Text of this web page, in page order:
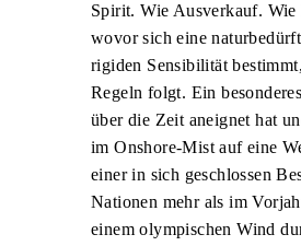
Spirit. Wie Ausverkauf.
wovor sich eine
rigiden Sensibilität
Regeln folgt. Ein
über die Zeit aneignet hat
im Onshore-Mist auf eine
einer in sich geschlossen
Nationen mehr als im
einem olympischen Wind